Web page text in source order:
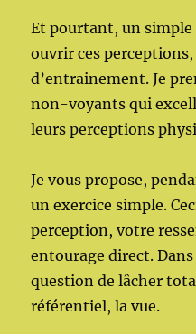
Et pourtant, un
ouvrir ces
d’entrainement. Je
non-voyants qui
leurs perceptions
Je vous propose,
un exercice simple.
perception, votre
entourage direct.
question de lâcher
référentiel, la vue.